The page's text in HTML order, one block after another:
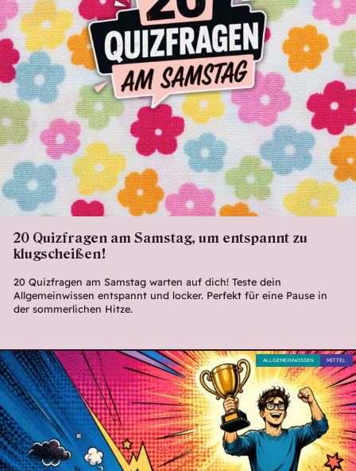
20 Quizfragen am Samstag, um entspannt zu
klugscheißen!
20 Quizfragen am Samstag warten auf dich! Teste dein
Allgemeinwissen entspannt und locker. Perfekt für eine Pause in
der sommerlichen Hitze.
MITTEL
ALLGEMEINWISSEN